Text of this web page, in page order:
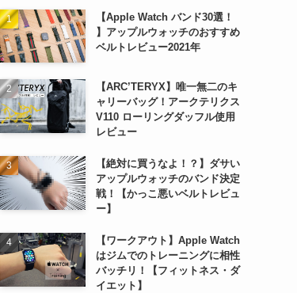
【Apple Watch バンド30選！
】アップルウォッチのおすすめ
ベルトレビュー2021年
【ARC’TERYX】唯一無二のキ
ャリーバッグ！アークテリクス
V110 ローリングダッフル使用
レビュー
【絶対に買うなよ！？】ダサい
アップルウォッチのバンド決定
戦！【かっこ悪いベルトレビュ
ー】
【ワークアウト】Apple Watch
はジムでのトレーニングに相性
バッチリ！【フィットネス・ダ
イエット】